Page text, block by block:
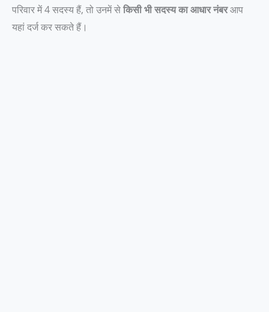
परिवार में 4 सदस्य हैं, तो उनमें सेकिसी भी सदस्य का आधार नंबरआप
यहां दर्ज कर सकते हैं।